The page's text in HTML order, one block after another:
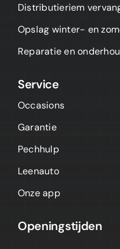
Distributieriem
Opslag winter- en
Reparatie en
Service
Occasions
Garantie
Pechhulp
Leenauto
Onze app
Openingstijden